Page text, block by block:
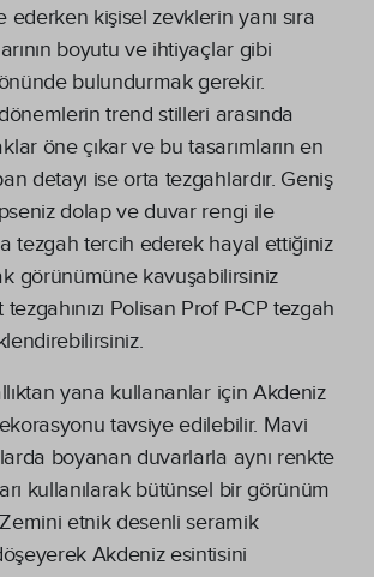
ederken kişisel zevklerin yanı sıra
boyutu ve ihtiyaçlar gibi
bulundurmak gerekir.
trend stilleri arasında
öne çıkar ve bu tasarımların en
detayı ise orta tezgahlardır. Geniş
dolap ve duvar rengi ile
tezgah tercih ederek hayal ettiğiniz
görünümüne kavuşabilirsiniz
Polisan Prof P-CP tezgah
yana kullananlar için Akdeniz
tavsiye edilebilir. Mavi
boyanan duvarlarla aynı renkte
kullanılarak bütünsel bir görünüm
etnik desenli seramik
Akdeniz esintisini